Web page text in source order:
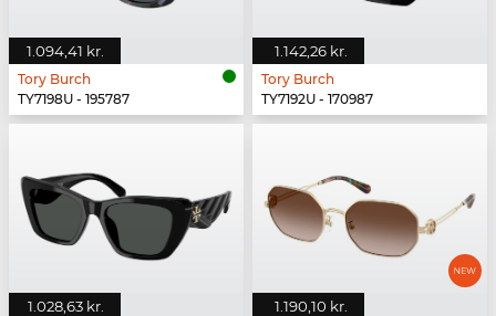
1.094,41 kr.
Tory Burch
TY7198U - 195787
1.142,26 kr.
Tory Burch
TY7192U - 170987
1.028,63 kr. 1.190,10 kr.